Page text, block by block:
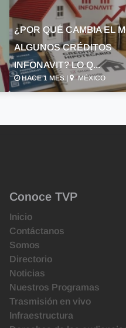
¿POR QUÉ CAMBIA EL
ALGUNOS CRÉDITOS
INFONAVIT? LO Q...
HACE 1 MES | MÉXICO
Conoce TVP
Inicio
Contáctanos
Somos
Directorio
Noticias
Nuestros Programas
Trasmisión en vivo
Infraestructura